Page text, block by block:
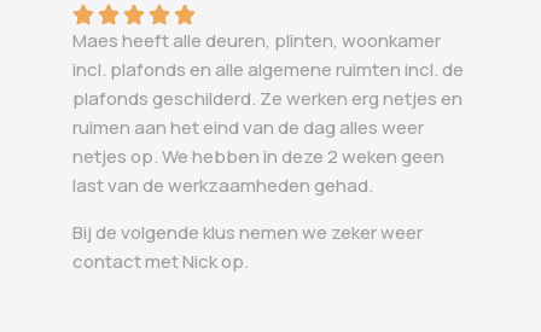
Maes heeft alle deuren, plinten, woonkamer
incl. plafonds en alle algemene ruimten incl. de
plafonds geschilderd. Ze werken erg netjes en
ruimen aan het eind van de dag alles weer
netjes op. We hebben in deze 2 weken geen
last van de werkzaamheden gehad.
Bij de volgende klus nemen we zeker weer
contact met Nick op.